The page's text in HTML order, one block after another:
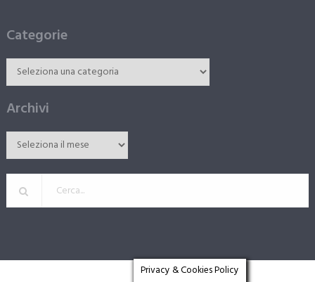
Categorie
Archivi
Privacy & Cookies Policy